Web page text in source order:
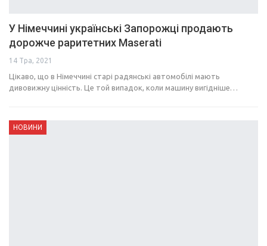
У Німеччині українські Запорожці продають
дорожче раритетних Maserati
14 Тра, 2021
Цікаво, що в Німеччині старі радянські автомобілі мають
дивовижну цінність. Це той випадок, коли машину вигідніше…
НОВИНИ